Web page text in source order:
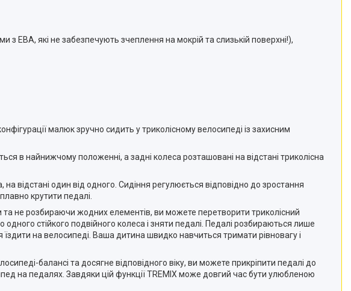
ЕВА, які не забезпечують зчеплення на мокрій та слизькій поверхні!),
малюк зручно сидить у триколісному велосипеді із захисним
в найнижчому положенні, а задні колеса розташовані на відстані триколісна
на відстані один від одного. Сидіння регулюється відповідно до зростання
крутити педалі.
та не розбираючи жодних елементів, ви можете перетворити триколісний
стійкого подвійного колеса і зняти педалі. Педалі розбираються лише
на велосипеді. Ваша дитина швидко навчиться тримати рівновагу і
балансі та досягне відповідного віку, ви можете прикріпити педалі до
на педалях. Завдяки цій функції TREMIX може довгий час бути улюбленою